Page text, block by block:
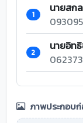
1 นายสก
2 นายอิท
ภาพประกอบก่